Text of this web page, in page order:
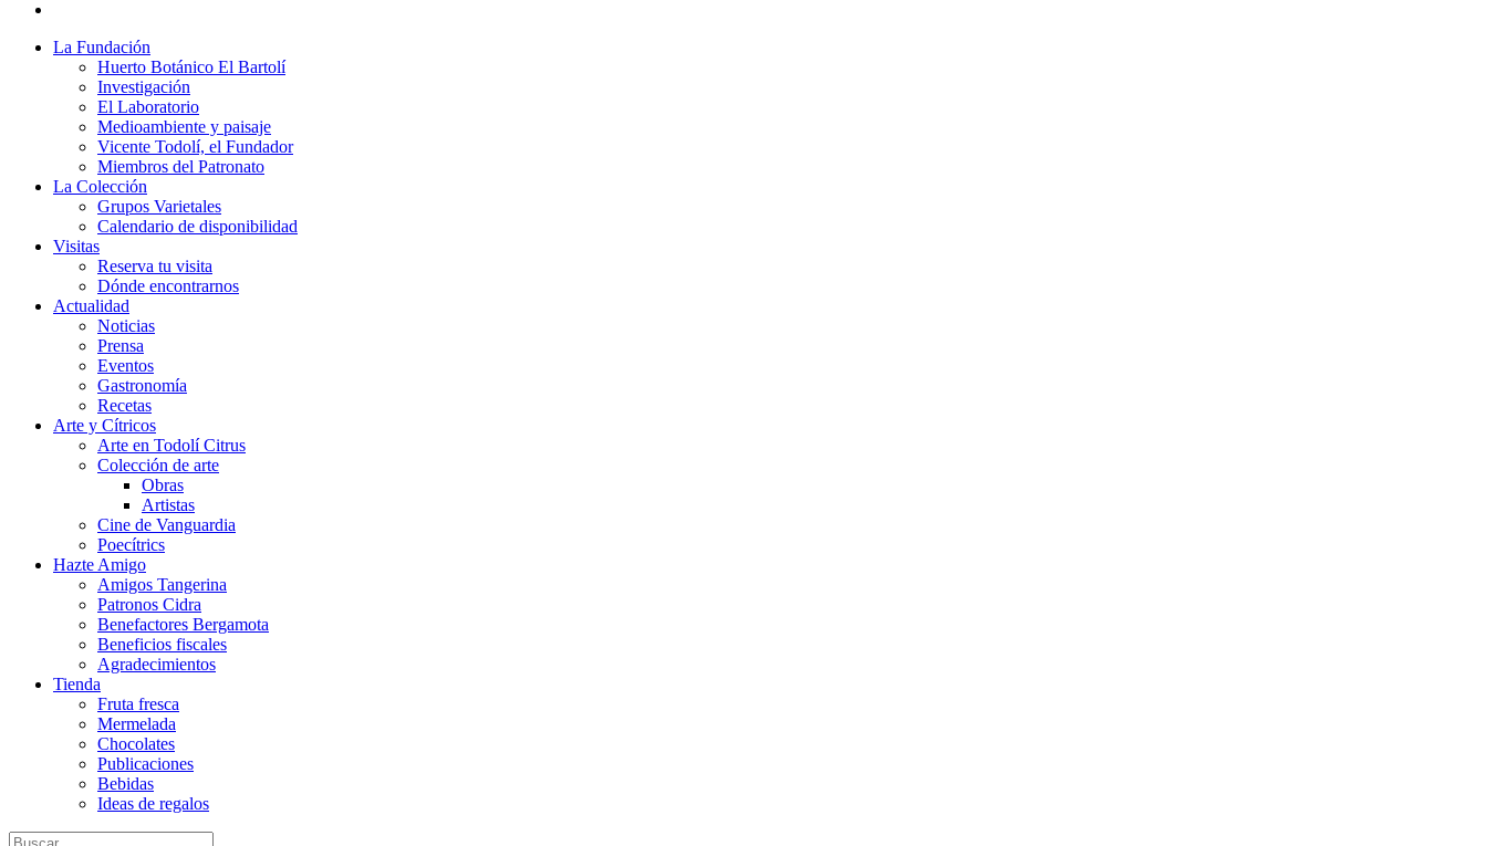
La Fundación
Huerto Botánico El Bartolí
Investigación
El Laboratorio
Medioambiente y paisaje
Vicente Todolí, el Fundador
Miembros del Patronato
La Colección
Grupos Varietales
Calendario de disponibilidad
Visitas
Reserva tu visita
Dónde encontrarnos
Actualidad
Noticias
Prensa
Eventos
Gastronomía
Recetas
Arte y Cítricos
Arte en Todolí Citrus
Colección de arte
Obras
Artistas
Cine de Vanguardia
Poecítrics
Hazte Amigo
Amigos Tangerina
Patronos Cidra
Benefactores Bergamota
Beneficios fiscales
Agradecimientos
Tienda
Fruta fresca
Mermelada
Chocolates
Publicaciones
Bebidas
Ideas de regalos
Buscar: